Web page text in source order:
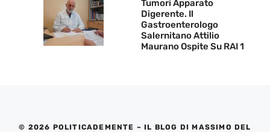
Tumori Apparato
Digerente. Il
Gastroenterologo
Salernitano Attilio
Maurano Ospite Su RAI 1
© 2026 POLITICADEMENTE – IL BLOG DI MASSIMO DEL